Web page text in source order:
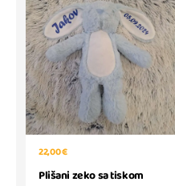
22,00 €
Plišani zeko sa tiskom